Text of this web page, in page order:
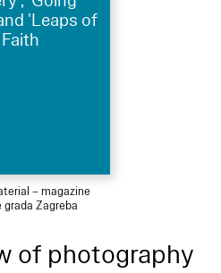
'Leaps of
Faith
– magazine
grada Zagreba
of photography